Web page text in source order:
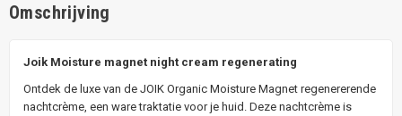
Omschrijving
Joik Moisture magnet night cream regenerating
Ontdek de luxe van de JOIK Organic Moisture Magnet regenererende
nachtcrème, een ware traktatie voor je huid. Deze nachtcrème is